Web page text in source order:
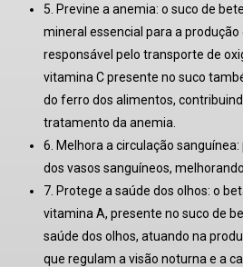
5. Previne a anemia: o suco de
mineral essencial para a produção
responsável pelo transporte de
vitamina C presente no suco
do ferro dos alimentos,
tratamento da anemia.
6. Melhora a circulação sanguínea:
dos vasos sanguíneos,
7. Protege a saúde dos olhos: o
vitamina A, presente no suco de
saúde dos olhos, atuando na
que regulam a visão noturna e a